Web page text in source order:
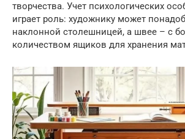
творчества. Учет психологических
играет роль: художнику может
наклонной столешницей, а швее – с
количеством ящиков для хранения